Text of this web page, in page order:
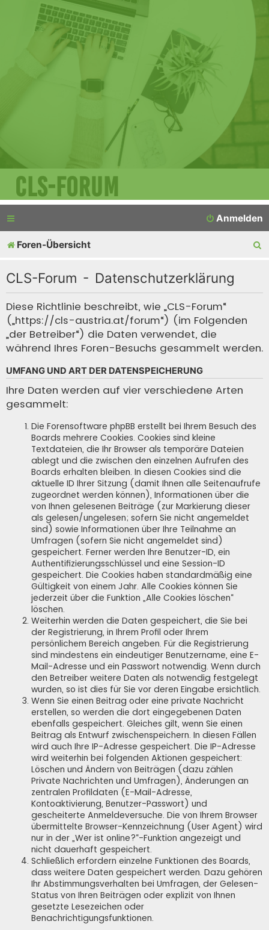
CLS-Forum
Anmelden
Foren-Übersicht
CLS-Forum - Datenschutzerklärung
Diese Richtlinie beschreibt, wie „CLS-Forum“
(„https://cls-austria.at/forum“) (im Folgenden
„der Betreiber“) die Daten verwendet, die
während Ihres Foren-Besuchs gesammelt werden.
UMFANG UND ART DER DATENSPEICHERUNG
Ihre Daten werden auf vier verschiedene Arten
gesammelt:
Die Forensoftware phpBB erstellt bei Ihrem Besuch des
Boards mehrere Cookies. Cookies sind kleine
Textdateien, die Ihr Browser als temporäre Dateien
ablegt und die zwischen den einzelnen Aufrufen des
Boards erhalten bleiben. In diesen Cookies sind die
aktuelle ID Ihrer Sitzung (damit Ihnen alle Seitenaufrufe
zugeordnet werden können), Informationen über die
von Ihnen gelesenen Beiträge (zur Markierung dieser
als gelesen/ungelesen; sofern Sie nicht angemeldet
sind) sowie Informationen über Ihre Teilnahme an
Umfragen (sofern Sie nicht angemeldet sind)
gespeichert. Ferner werden Ihre Benutzer-ID, ein
Authentifizierungsschlüssel und eine Session-ID
gespeichert. Die Cookies haben standardmäßig eine
Gültigkeit von einem Jahr. Alle Cookies können Sie
jederzeit über die Funktion „Alle Cookies löschen“
löschen.
Weiterhin werden die Daten gespeichert, die Sie bei
der Registrierung, in Ihrem Profil oder Ihrem
persönlichem Bereich angeben. Für die Registrierung
sind mindestens ein eindeutiger Benutzername, eine E-
Mail-Adresse und ein Passwort notwendig. Wenn durch
den Betreiber weitere Daten als notwendig festgelegt
wurden, so ist dies für Sie vor deren Eingabe ersichtlich.
Wenn Sie einen Beitrag oder eine private Nachricht
erstellen, so werden die dort eingegebenen Daten
ebenfalls gespeichert. Gleiches gilt, wenn Sie einen
Beitrag als Entwurf zwischenspeichern. In diesen Fällen
wird auch Ihre IP-Adresse gespeichert. Die IP-Adresse
wird weiterhin bei folgenden Aktionen gespeichert:
Löschen und Ändern von Beiträgen (dazu zählen
Private Nachrichten und Umfragen), Änderungen an
zentralen Profildaten (E-Mail-Adresse,
Kontoaktivierung, Benutzer-Passwort) und
gescheiterte Anmeldeversuche. Die von Ihrem Browser
übermittelte Browser-Kennzeichnung (User Agent) wird
nur in der „Wer ist online?“-Funktion angezeigt und
nicht dauerhaft gespeichert.
Schließlich erfordern einzelne Funktionen des Boards,
dass weitere Daten gespeichert werden. Dazu gehören
Ihr Abstimmungsverhalten bei Umfragen, der Gelesen-
Status von Ihren Beiträgen oder explizit von Ihnen
gesetzte Lesezeichen oder
Benachrichtigungsfunktionen.